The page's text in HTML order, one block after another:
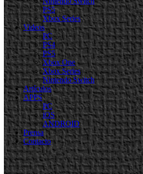
PS5
Xbox Series
Videos
PC
PS4
PS5
Xbox One
Xbox Series
Nintendo Switch
Artículos
APPS
PC
iOS
ANDROID
Prensa
Contacto